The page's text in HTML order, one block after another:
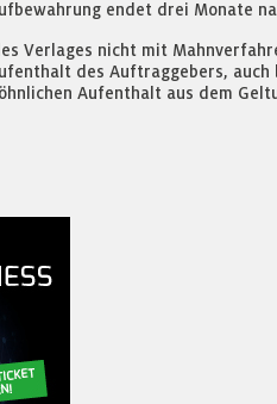
endet drei Monate
Verlages nicht mit
des Auftraggebers,
Aufenthalt aus dem